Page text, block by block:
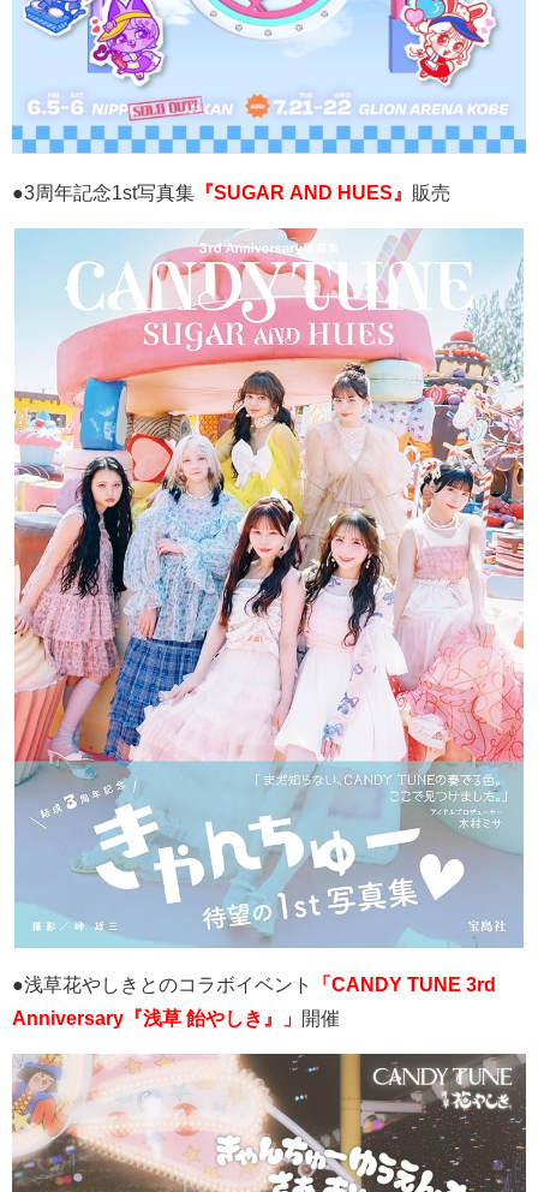
●3周年記念1st写真集 『SUGAR AND HUES』 販売
●浅草花やしきとのコラボイベント
「CANDY TUNE 3rd
Anniversary『浅草 飴やしき』」
開催